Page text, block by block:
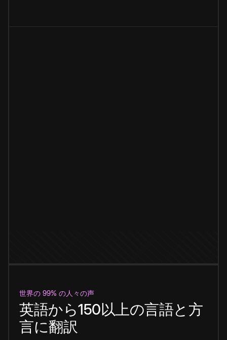
世界の 99% の人々の声
英語から150以上の言語と方
言に翻訳